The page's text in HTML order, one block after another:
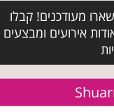
מעודכנים! קבלו
אירועים ומבצעים